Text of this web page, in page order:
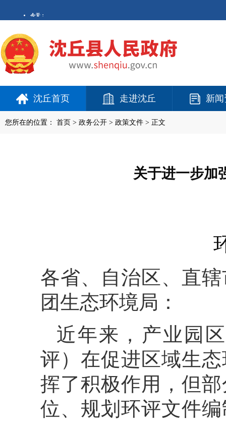
沈丘首页 走进沈丘 新
您所在的位置： 首页 > 政务公开 > 政策文件 > 正文
关于进一步加
各省、自治区、直
团生态环境局：
近年来，产业园
评）在促进区域生
挥了积极作用，但
位、规划环评文件